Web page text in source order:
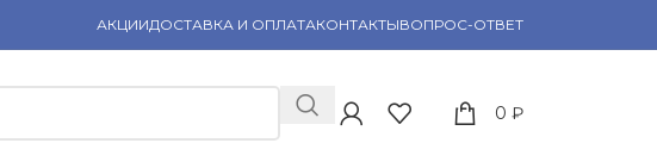
АКЦИИДОСТАВКА И ОПЛАТАКОНТАКТЫВОПРОС-ОТВЕТ
0 ₽